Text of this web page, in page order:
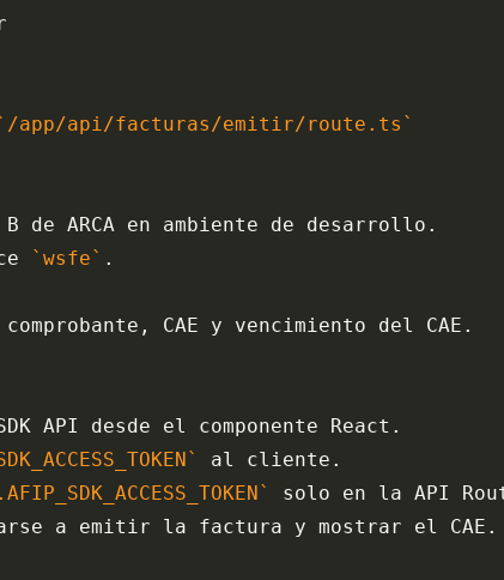
`/app/api/facturas/emitir/route.ts`
de ARCA en ambiente de desarrollo.
`wsfe` .
CAE y vencimiento del CAE.
API desde el componente React.
al cliente.
solo en la API
a emitir la factura y mostrar el CAE.